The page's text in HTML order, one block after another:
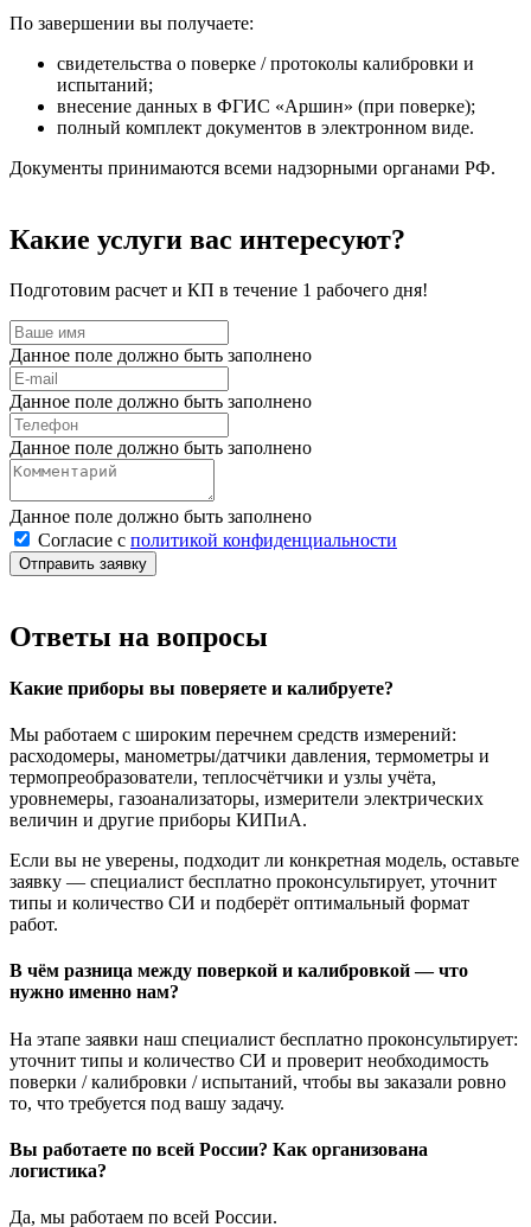
По завершении вы получаете:
свидетельства о поверке / протоколы калибровки и
испытаний;
внесение данных в ФГИС «Аршин» (при поверке);
полный комплект документов в электронном виде.
Документы принимаются всеми надзорными органами РФ.
Какие услуги вас интересуют?
Подготовим расчет и КП в течение 1 рабочего дня!
Данное поле должно быть заполнено
Данное поле должно быть заполнено
Данное поле должно быть заполнено
Данное поле должно быть заполнено
Согласие с политикой конфиденциальности
Отправить заявку
Ответы на вопросы
Какие приборы вы поверяете и калибруете?
Мы работаем с широким перечнем средств измерений:
расходомеры, манометры/датчики давления, термометры и
термопреобразователи, теплосчётчики и узлы учёта,
уровнемеры, газоанализаторы, измерители электрических
величин и другие приборы КИПиА.
Если вы не уверены, подходит ли конкретная модель, оставьте
заявку — специалист бесплатно проконсультирует, уточнит
типы и количество СИ и подберёт оптимальный формат
работ.
В чём разница между поверкой и калибровкой — что
нужно именно нам?
На этапе заявки наш специалист бесплатно проконсультирует:
уточнит типы и количество СИ и проверит необходимость
поверки / калибровки / испытаний, чтобы вы заказали ровно
то, что требуется под вашу задачу.
Вы работаете по всей России? Как организована
логистика?
Да, мы работаем по всей России.